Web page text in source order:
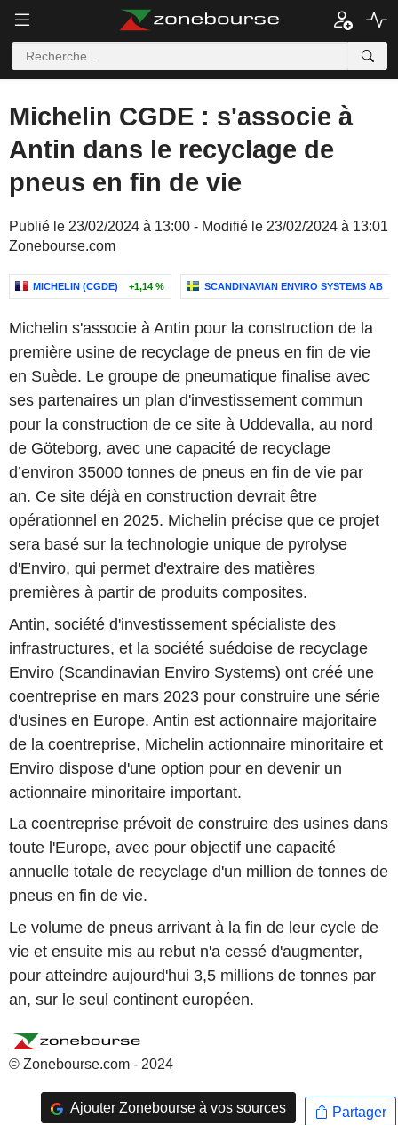
Michelin CGDE : s'associe à
Antin dans le recyclage de
pneus en fin de vie
Publié le 23/02/2024 à 13:00 - Modifié le 23/02/2024 à 13:01
Zonebourse.com
MICHELIN (CGDE) +1,14 % SCANDINAVIAN ENVIRO SYSTEMS AB
Michelin s'associe à Antin pour la construction de la
première usine de recyclage de pneus en fin de vie
en Suède. Le groupe de pneumatique finalise avec
ses partenaires un plan d'investissement commun
pour la construction de ce site à Uddevalla, au nord
de Göteborg, avec une capacité de recyclage
d’environ 35000 tonnes de pneus en fin de vie par
an. Ce site déjà en construction devrait être
opérationnel en 2025. Michelin précise que ce projet
sera basé sur la technologie unique de pyrolyse
d'Enviro, qui permet d'extraire des matières
premières à partir de produits composites.
Antin, société d'investissement spécialiste des
infrastructures, et la société suédoise de recyclage
Enviro (Scandinavian Enviro Systems) ont créé une
coentreprise en mars 2023 pour construire une série
d'usines en Europe. Antin est actionnaire majoritaire
de la coentreprise, Michelin actionnaire minoritaire et
Enviro dispose d'une option pour en devenir un
actionnaire minoritaire important.
La coentreprise prévoit de construire des usines dans
toute l'Europe, avec pour objectif une capacité
annuelle totale de recyclage d'un million de tonnes de
pneus en fin de vie.
Le volume de pneus arrivant à la fin de leur cycle de
vie et ensuite mis au rebut n'a cessé d'augmenter,
pour atteindre aujourd'hui 3,5 millions de tonnes par
an, sur le seul continent européen.
© Zonebourse.com - 2024
Ajouter Zonebourse à vos sources Partager